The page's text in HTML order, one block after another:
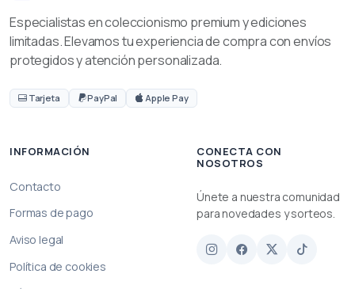
Especialistas en coleccionismo premium y ediciones
limitadas. Elevamos tu experiencia de compra con envíos
protegidos y atención personalizada.
Tarjeta PayPal Apple Pay
INFORMACIÓN
Contacto
Formas de pago
Aviso legal
Política de cookies
CONECTA CON
NOSOTROS
Únete a nuestra comunidad
para novedades y sorteos.